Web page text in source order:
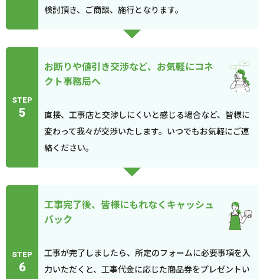
検討頂き、ご商談、施行となります。
STEP
5
お断りや値引き交渉など、お気軽にコネ
クト事務局へ
直接、工事店と交渉しにくいと感じる場合など、皆様に
変わって我々が交渉いたします。いつでもお気軽にご連
絡ください。
STEP
6
工事完了後、皆様にもれなくキャッシュ
バック
工事が完了しましたら、所定のフォームに必要事項を入
力いただくと、工事代金に応じた商品券をプレゼントい